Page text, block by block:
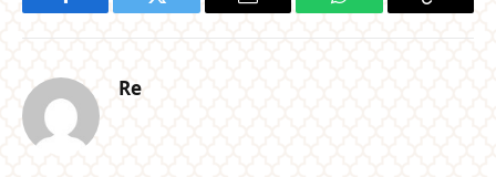
Facebook Twitter Email WhatsApp Copy
Re